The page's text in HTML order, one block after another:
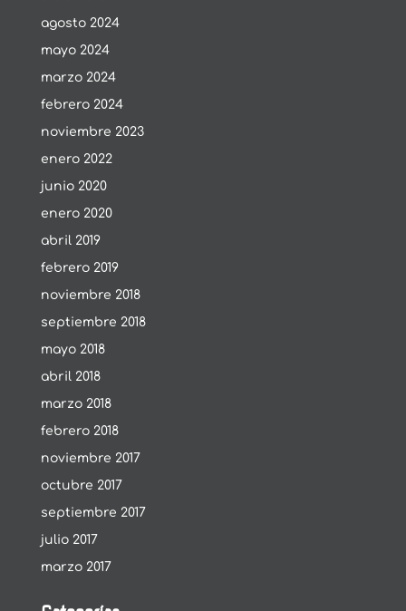
agosto 2024
mayo 2024
marzo 2024
febrero 2024
noviembre 2023
enero 2022
junio 2020
enero 2020
abril 2019
febrero 2019
noviembre 2018
septiembre 2018
mayo 2018
abril 2018
marzo 2018
febrero 2018
noviembre 2017
octubre 2017
septiembre 2017
julio 2017
marzo 2017